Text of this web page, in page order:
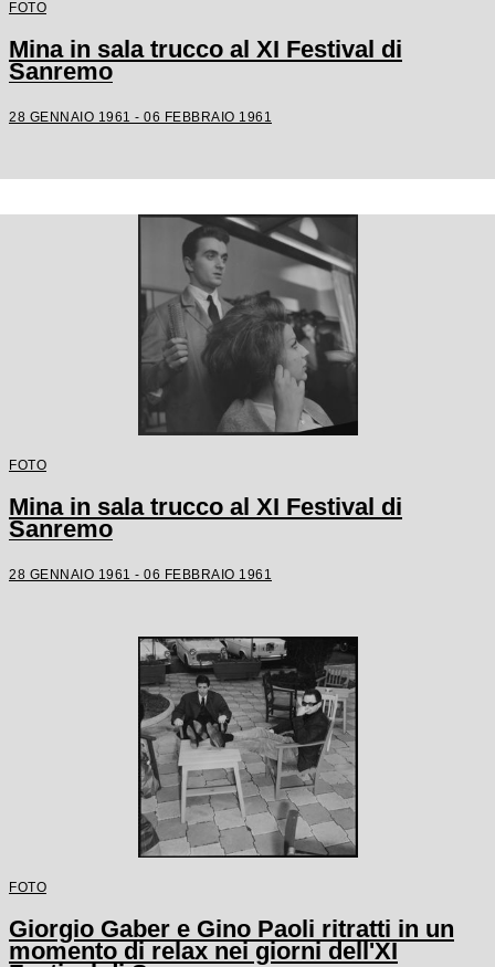
FOTO
Mina in sala trucco al XI Festival di
Sanremo
28 GENNAIO 1961 - 06 FEBBRAIO 1961
FOTO
Mina in sala trucco al XI Festival di
Sanremo
28 GENNAIO 1961 - 06 FEBBRAIO 1961
FOTO
Giorgio Gaber e Gino Paoli ritratti in un
momento di relax nei giorni dell'XI